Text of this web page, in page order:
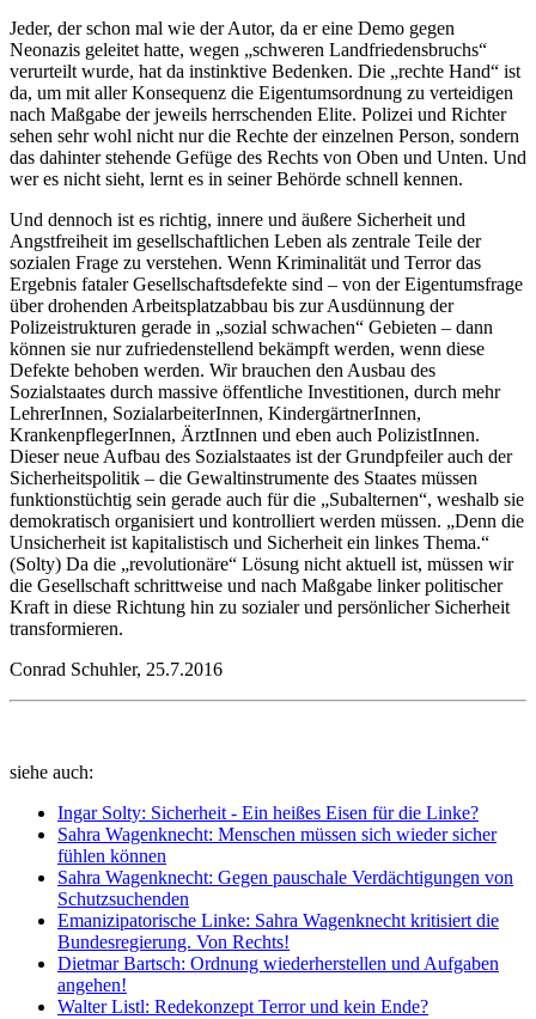
Jeder, der schon mal wie der Autor, da er eine Demo gegen
Neonazis geleitet hatte, wegen „schweren Landfriedensbruchs“
verurteilt wurde, hat da instinktive Bedenken. Die „rechte Hand“ ist
da, um mit aller Konsequenz die Eigentumsordnung zu verteidigen
nach Maßgabe der jeweils herrschenden Elite. Polizei und Richter
sehen sehr wohl nicht nur die Rechte der einzelnen Person, sondern
das dahinter stehende Gefüge des Rechts von Oben und Unten. Und
wer es nicht sieht, lernt es in seiner Behörde schnell kennen.
Und dennoch ist es richtig, innere und äußere Sicherheit und
Angstfreiheit im gesellschaftlichen Leben als zentrale Teile der
sozialen Frage zu verstehen. Wenn Kriminalität und Terror das
Ergebnis fataler Gesellschaftsdefekte sind – von der Eigentumsfrage
über drohenden Arbeitsplatzabbau bis zur Ausdünnung der
Polizeistrukturen gerade in „sozial schwachen“ Gebieten – dann
können sie nur zufriedenstellend bekämpft werden, wenn diese
Defekte behoben werden. Wir brauchen den Ausbau des
Sozialstaates durch massive öffentliche Investitionen, durch mehr
LehrerInnen, SozialarbeiterInnen, KindergärtnerInnen,
KrankenpflegerInnen, ÄrztInnen und eben auch PolizistInnen.
Dieser neue Aufbau des Sozialstaates ist der Grundpfeiler auch der
Sicherheitspolitik – die Gewaltinstrumente des Staates müssen
funktionstüchtig sein gerade auch für die „Subalternen“, weshalb sie
demokratisch organisiert und kontrolliert werden müssen. „Denn die
Unsicherheit ist kapitalistisch und Sicherheit ein linkes Thema.“
(Solty) Da die „revolutionäre“ Lösung nicht aktuell ist, müssen wir
die Gesellschaft schrittweise und nach Maßgabe linker politischer
Kraft in diese Richtung hin zu sozialer und persönlicher Sicherheit
transformieren.
Conrad Schuhler, 25.7.2016
siehe auch:
Ingar Solty: Sicherheit - Ein heißes Eisen für die Linke?
Sahra Wagenknecht: Menschen müssen sich wieder sicher
fühlen können
Sahra Wagenknecht: Gegen pauschale Verdächtigungen von
Schutzsuchenden
Emanizipatorische Linke: Sahra Wagenknecht kritisiert die
Bundesregierung. Von Rechts!
Dietmar Bartsch: Ordnung wiederherstellen und Aufgaben
angehen!
Walter Listl: Redekonzept Terror und kein Ende?